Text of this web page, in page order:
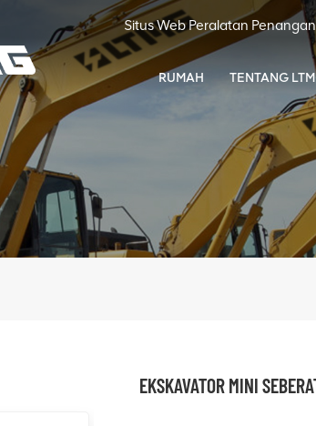
Situs Web Peralatan
RUMAH TENTANG
EKSKAVATOR MINI